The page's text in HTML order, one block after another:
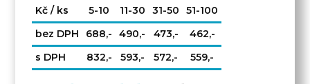
Kč / ks 5-10 11-30 31-50
51-100
bez DPH
688,- 490,- 473,-
462,-
s DPH
832,- 593,- 572,- 559,-